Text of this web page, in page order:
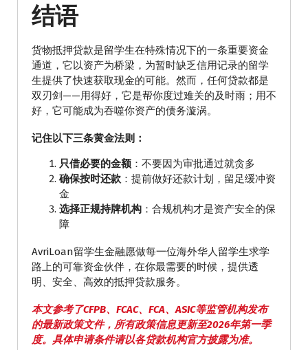
结语
货物抵押贷款是留学生在特殊情况下的一条重要资金
通道，它以资产为桥梁，为暂时缺乏信用记录的留学
生提供了快速获取现金的可能。然而，任何贷款都是
双刃剑——用得好，它是帮你度过难关的及时雨；用不
好，它可能成为吞噬你资产的债务漩涡。
记住以下三条黄金法则：
只借必要的金额 ：不要因为审批通过就贪多
确保按时还款 ：提前做好还款计划，留足缓冲资
金
选择正规持牌机构 ：合规机构才是资产安全的保
障
AvriLoan留学生金融愿做每一位海外华人留学生求学
路上的可靠资金伙伴，在你最需要的时候，提供透
明、安全、高效的抵押贷款服务。
本文参考了CFPB、FCAC、FCA、ASIC等监管机构发布
的最新政策文件，所有政策信息更新至2026年第一季
度。具体申请条件请以各贷款机构官方披露为准。